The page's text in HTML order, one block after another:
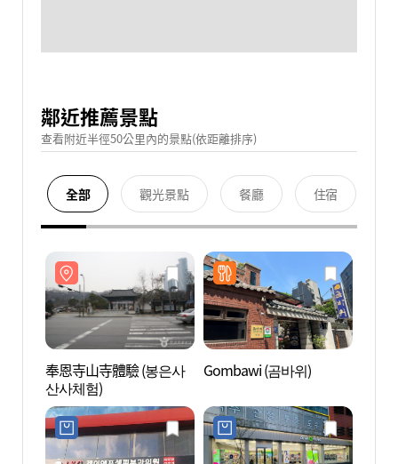
鄰近推薦景點
查看附近半徑50公里內的景點(依距離排序)
全部 觀光景點 餐廳 住宿
奉恩寺山寺體驗 (봉은사
산사체험)
Gombawi (곰바위)